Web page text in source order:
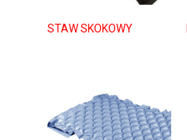
STAW SKOKOWY